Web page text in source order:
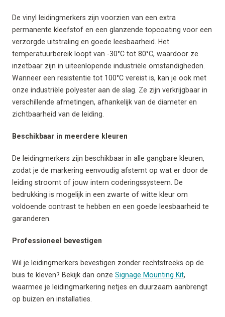
De vinyl leidingmerkers zijn voorzien van een extra
permanente kleefstof en een glanzende topcoating voor een
verzorgde uitstraling en goede leesbaarheid. Het
temperatuurbereik loopt van -30°C tot 80°C, waardoor ze
inzetbaar zijn in uiteenlopende industriële omstandigheden.
Wanneer een resistentie tot 100°C vereist is, kan je ook met
onze industriële polyester aan de slag. Ze zijn verkrijgbaar in
verschillende afmetingen, afhankelijk van de diameter en
zichtbaarheid van de leiding.
Beschikbaar in meerdere kleuren
De leidingmerkers zijn beschikbaar in alle gangbare kleuren,
zodat je de markering eenvoudig afstemt op wat er door de
leiding stroomt of jouw intern coderingssysteem. De
bedrukking is mogelijk in een zwarte of witte kleur om
voldoende contrast te hebben en een goede leesbaarheid te
garanderen.
Professioneel bevestigen
Wil je leidingmerkers bevestigen zonder rechtstreeks op de
buis te kleven? Bekijk dan onze Signage Mounting Kit,
waarmee je leidingmarkering netjes en duurzaam aanbrengt
op buizen en installaties.